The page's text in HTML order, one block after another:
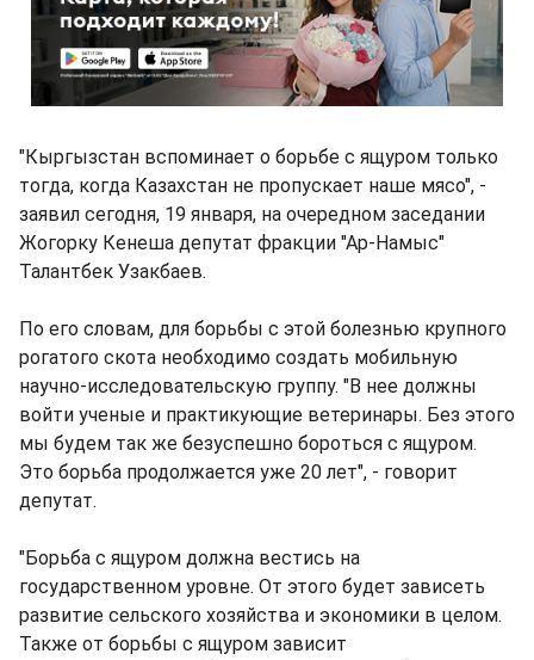
"Кыргызстан вспоминает о борьбе с ящуром только
тогда, когда Казахстан не пропускает наше мясо", -
заявил сегодня, 19 января, на очередном заседании
Жогорку Кенеша депутат фракции "Ар-Намыс"
Талантбек Узакбаев.
По его словам, для борьбы с этой болезнью крупного
рогатого скота необходимо создать мобильную
научно-исследовательскую группу. "В нее должны
войти ученые и практикующие ветеринары. Без этого
мы будем так же безуспешно бороться с ящуром.
Это борьба продолжается уже 20 лет", - говорит
депутат.
"Борьба с ящуром должна вестись на
государственном уровне. От этого будет зависеть
развитие сельского хозяйства и экономики в целом.
Также от борьбы с ящуром зависит